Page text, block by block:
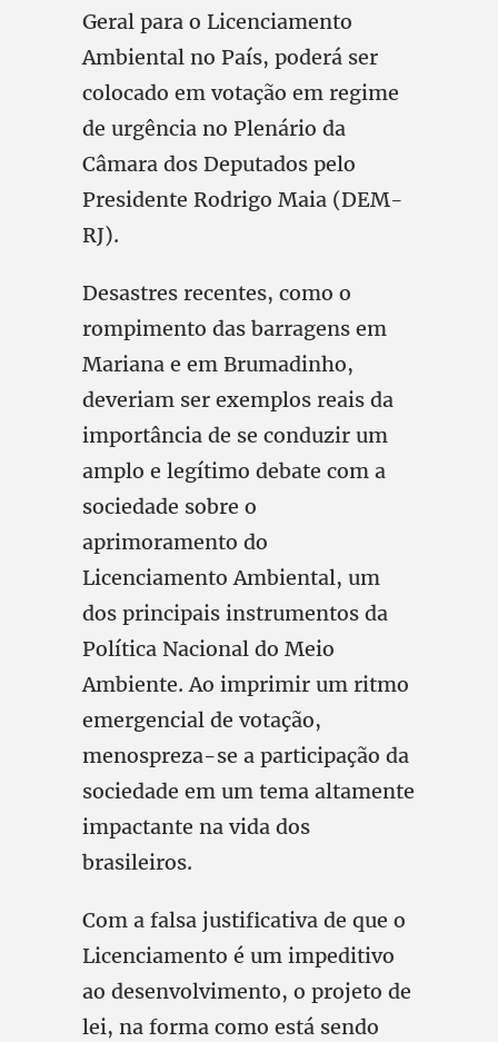
Geral para o Licenciamento
Ambiental no País, poderá ser
colocado em votação em regime
de urgência no Plenário da
Câmara dos Deputados pelo
Presidente Rodrigo Maia (DEM-
RJ).
Desastres recentes, como o
rompimento das barragens em
Mariana e em Brumadinho,
deveriam ser exemplos reais da
importância de se conduzir um
amplo e legítimo debate com a
sociedade sobre o
aprimoramento do
Licenciamento Ambiental, um
dos principais instrumentos da
Política Nacional do Meio
Ambiente. Ao imprimir um ritmo
emergencial de votação,
menospreza-se a participação da
sociedade em um tema altamente
impactante na vida dos
brasileiros.
Com a falsa justificativa de que o
Licenciamento é um impeditivo
ao desenvolvimento, o projeto de
lei, na forma como está sendo